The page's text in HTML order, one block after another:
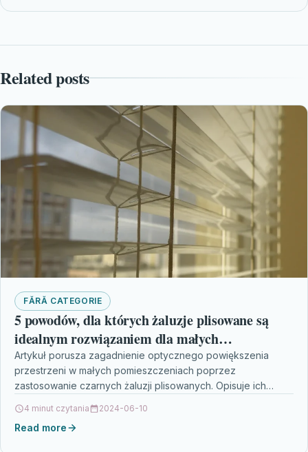
Related posts
FĂRĂ CATEGORIE
5 powodów, dla których żaluzje plisowane są
idealnym rozwiązaniem dla małych
pomieszczeń
Artykuł porusza zagadnienie optycznego powiększenia
przestrzeni w małych pomieszczeniach poprzez
zastosowanie czarnych żaluzji plisowanych. Opisuje ich
przestrzeni,…
4 minut czytania 2024-06-10
Read more